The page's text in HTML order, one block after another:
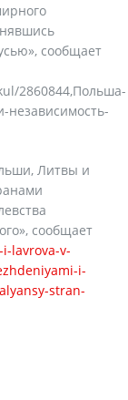
сообщает
2860844,Польша-
независимость-
Литвы и
сообщает
lavrova-v-
i-
stran-